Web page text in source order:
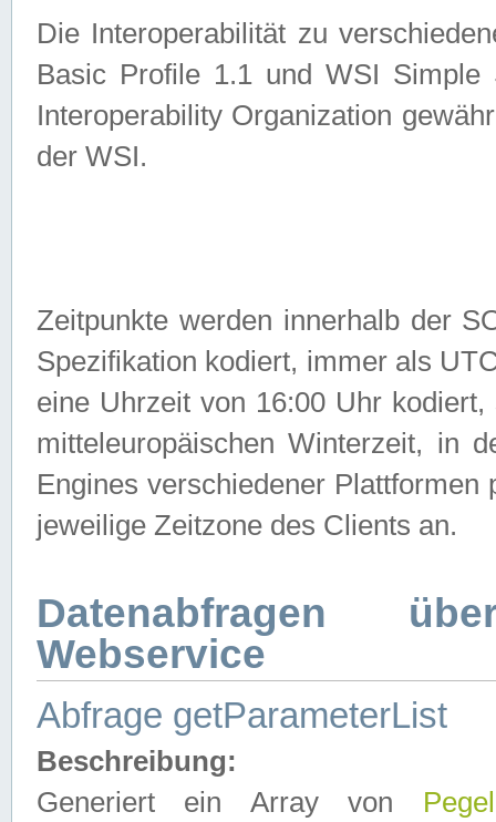
Die Interoperabilität zu
Basic Profile 1.1 und WSI
Interoperability Organization
der WSI.
Zeitpunkte werden innerhalb der
Spezifikation kodiert, immer als
eine Uhrzeit von 16:00 Uhr
mitteleuropäischen Winterzeit, in
Engines verschiedener
jeweilige Zeitzone des Clients an.
Datenabfragen
Webservice
Abfrage getParameterList
Beschreibung:
Generiert ein Array von